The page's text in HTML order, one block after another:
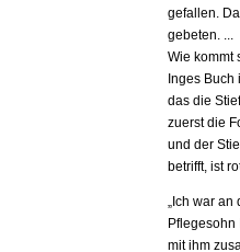
gefallen.
gebeten. ...
Wie kommt
Inges
das die
zuerst die
und der
betrifft, ist
„Ich war
Pflegesohn
mit ihm